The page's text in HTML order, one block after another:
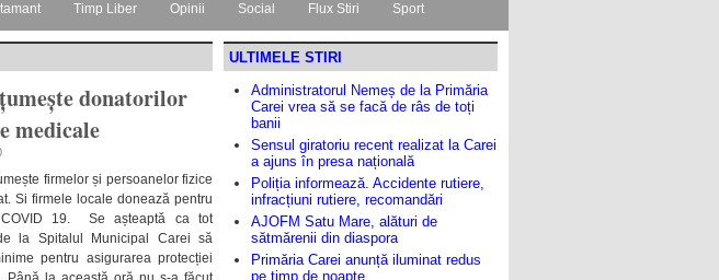
Timp Liber Opinii Social Flux Stiri Sport
donatorilor
medicale
firmelor și persoanelor fizice
Si firmele locale donează pentru
19. Se așteaptă ca tot
la Spitalul Municipal Carei să
pentru asigurarea protecției
ULTIMELE STIRI
Administratorul Nemeș de la Primăria
Carei vrea să se facă de râs de toți
banii
Sensul giratoriu recent realizat la Carei
a ajuns în presa națională
Poliția informează. Accidente rutiere,
infracțiuni rutiere, recomandări
AJOFM Satu Mare, alături de
sătmărenii din diaspora
Primăria Carei anunță iluminat redus
pe timp de noapte